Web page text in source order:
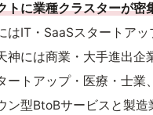
トに業種クラスターが密
はIT・SaaSスタートアッ
神には商業・大手進出企
ートアップ・医療・士業
ン型BtoBサービスと製造